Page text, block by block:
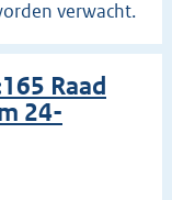
verwacht.
Raad
24-